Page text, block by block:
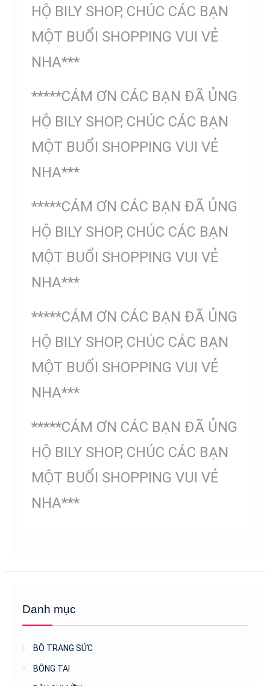
HỘ BILY SHOP, CHÚC CÁC BẠN
MỘT BUỔI SHOPPING VUI VẺ
NHA***
*****CÁM ƠN CÁC BẠN ĐÃ ỦNG
HỘ BILY SHOP, CHÚC CÁC BẠN
MỘT BUỔI SHOPPING VUI VẺ
NHA***
*****CÁM ƠN CÁC BẠN ĐÃ ỦNG
HỘ BILY SHOP, CHÚC CÁC BẠN
MỘT BUỔI SHOPPING VUI VẺ
NHA***
*****CÁM ƠN CÁC BẠN ĐÃ ỦNG
HỘ BILY SHOP, CHÚC CÁC BẠN
MỘT BUỔI SHOPPING VUI VẺ
NHA***
*****CÁM ƠN CÁC BẠN ĐÃ ỦNG
HỘ BILY SHOP, CHÚC CÁC BẠN
MỘT BUỔI SHOPPING VUI VẺ
NHA***
Danh mục
BỘ TRANG SỨC
BÔNG TAI